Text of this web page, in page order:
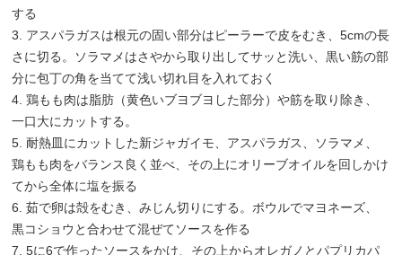
する
3. アスパラガスは根元の固い部分はピーラーで皮をむき、5cmの長
さに切る。ソラマメはさやから取り出してサッと洗い、黒い筋の部
分に包丁の角を当てて浅い切れ目を入れておく
4. 鶏もも肉は脂肪（黄色いブヨブヨした部分）や筋を取り除き、
一口大にカットする。
5. 耐熱皿にカットした新ジャガイモ、アスパラガス、ソラマメ、
鶏もも肉をバランス良く並べ、その上にオリーブオイルを回しかけ
てから全体に塩を振る
6. 茹で卵は殻をむき、みじん切りにする。ボウルでマヨネーズ、
黒コショウと合わせて混ぜてソースを作る
7. 5に6で作ったソースをかけ、その上からオレガノとパプリカパ